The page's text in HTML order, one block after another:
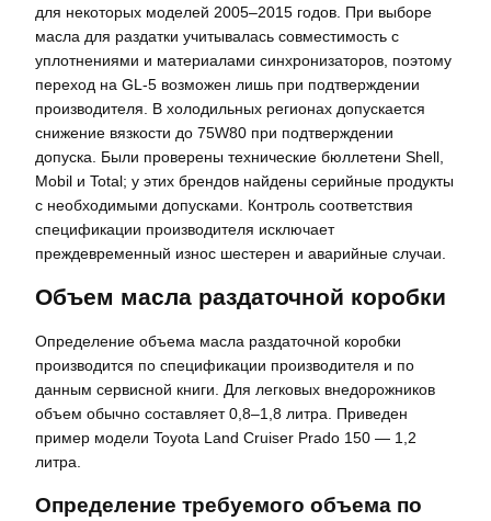
для некоторых моделей 2005–2015 годов. При выборе
масла для раздатки учитывалась совместимость с
уплотнениями и материалами синхронизаторов, поэтому
переход на GL-5 возможен лишь при подтверждении
производителя. В холодильных регионах допускается
снижение вязкости до 75W80 при подтверждении
допуска. Были проверены технические бюллетени Shell,
Mobil и Total; у этих брендов найдены серийные продукты
с необходимыми допусками. Контроль соответствия
спецификации производителя исключает
преждевременный износ шестерен и аварийные случаи.
Объем масла раздаточной коробки
Определение объема масла раздаточной коробки
производится по спецификации производителя и по
данным сервисной книги. Для легковых внедорожников
объем обычно составляет 0,8–1,8 литра. Приведен
пример модели Toyota Land Cruiser Prado 150 — 1,2
литра.
Определение требуемого объема по